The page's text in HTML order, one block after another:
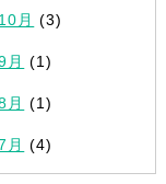
月 (3)
月 (1)
月 (1)
月 (4)